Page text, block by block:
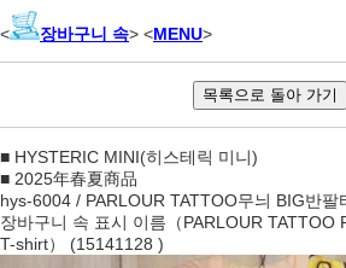
< 장바구니 속> <MENU>
■ HYSTERIC MINI(히스테릭 미니)
■ 2025年春夏商品
hys-6004 / PARLOUR TATTOO무늬 BIG반팔
장바구니 속 표시 이름（PARLOUR TATTOO
T-shirt） (15141128 )